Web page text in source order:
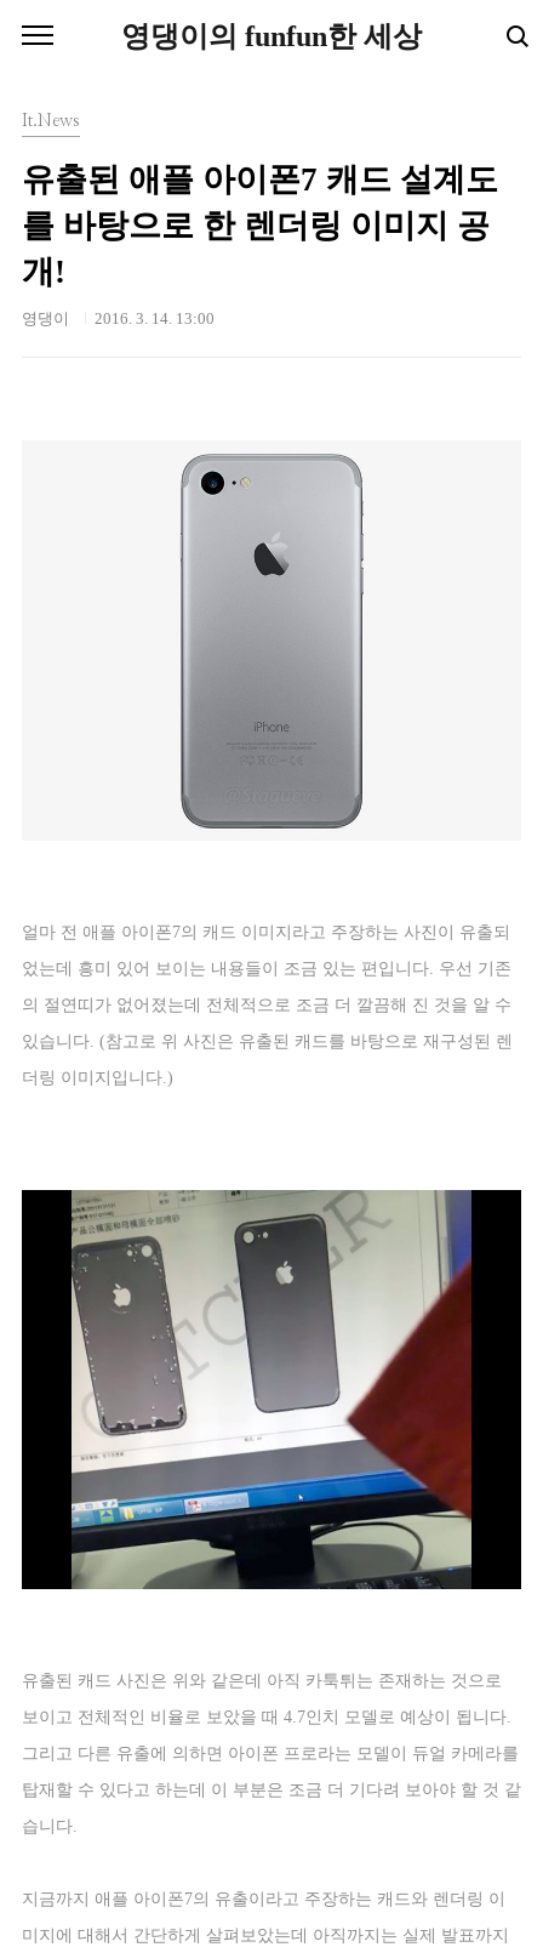
영댕이의 funfun한 세상
It.News
유출된 애플 아이폰7 캐드 설계도
를 바탕으로 한 렌더링 이미지 공
개!
영댕이 2016. 3. 14. 13:00
얼마 전 애플 아이폰7의 캐드 이미지라고 주장하는 사진이 유출되
었는데 흥미 있어 보이는 내용들이 조금 있는 편입니다 우선 기존
의 절연띠가 없어졌는데 전체적으로 조금 더 깔끔해 진 것을 알 수
있습니다 . (참고로 위 사진은 유출된 캐드를 바탕으로 재구성된 렌
더링 이미지입니다 .)
유출된 캐드 사진은 위와 같은데 아직 카툭튀는 존재하는 것으로
보이고 전체적인 비율로 보았을 때 4.7인치 모델로 예상이 됩니다.
그리고 다른 유출에 의하면 아이폰 프로라는 모델이 듀얼 카메라를
탑재할 수 있다고 하는데 이 부분은 조금 더 기다려 보아야 할 것 같
습니다.
지금까지 애플 아이폰7의 유출이라고 주장하는 캐드와 렌더링 이
미지에 대해서 간단하게 살펴보았는데 아직까지는 실제 발표까지